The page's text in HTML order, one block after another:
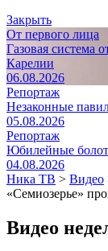
Закрыть
От первого лица
Газовая система
Карелии
06.08.2026
Репортаж
Незаконные
05.08.2026
Репортаж
Юбилейные
04.08.2026
Ника ТВ > Видео
«Семиозерье»
Видео